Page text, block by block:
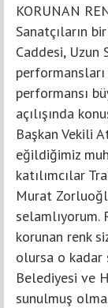
KORUNAN
Sanatçıların
Caddesi, Uzun
performansı
açılışında
Başkan Vekili
eğildiğimiz
katılımcılar
Murat
selamlıyorum.
korunan renk
olursa o kadar
Belediyesi ve
sunulmuş